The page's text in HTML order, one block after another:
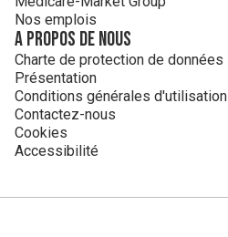
Nos emplois
A propos de nous
Charte de protection de données
Présentation
Conditions générales d'utilisation
Contactez-nous
Cookies
Accessibilité